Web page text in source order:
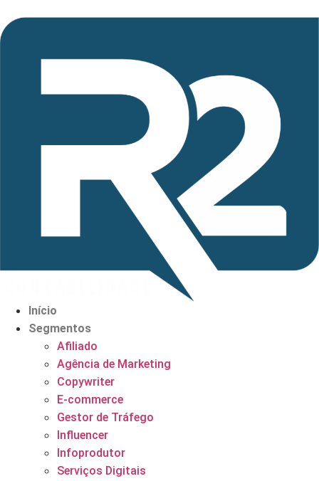
Início
Segmentos
Afiliado
Agência de Marketing
Copywriter
E-commerce
Gestor de Tráfego
Influencer
Infoprodutor
Serviços Digitais